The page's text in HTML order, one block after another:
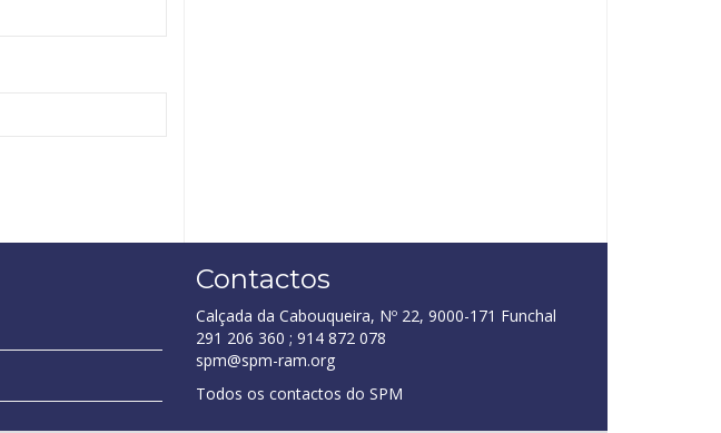
Contactos
Calçada da Cabouqueira, Nº 22, 9000-171 Funchal
291 206 360 ; 914 872 078
spm@spm-ram.org
Todos os contactos do SPM